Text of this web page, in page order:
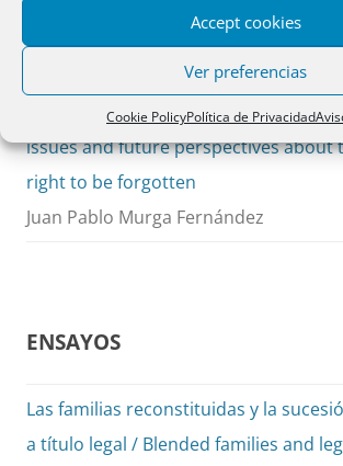
Accept cookies
Ver preferencias
Cookie PolicyPolítica de Privacidad
actuales y perspectivas de futuro
del derecho al olvido / Data protection
and Internet search engines: current
issues and future perspectives about
right to be forgotten
Juan Pablo Murga Fernández
ENSAYOS
Las familias reconstituidas y la
a título legal / Blended families and